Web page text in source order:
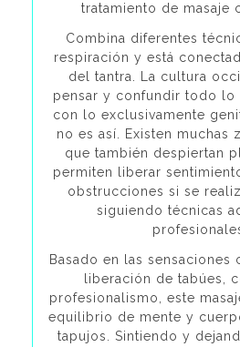
tratamiento de masaje
Combina diferentes
respiración y está
del tantra. La cultura
pensar y confundir todo lo
con lo exclusivamente
no es así. Existen muchas
que también despiertan
permiten liberar
obstrucciones si se
siguiendo técnicas
Basado en las sensaciones
liberación de tabúes,
profesionalismo, este
equilibrio de mente y
tapujos. Sintiendo y